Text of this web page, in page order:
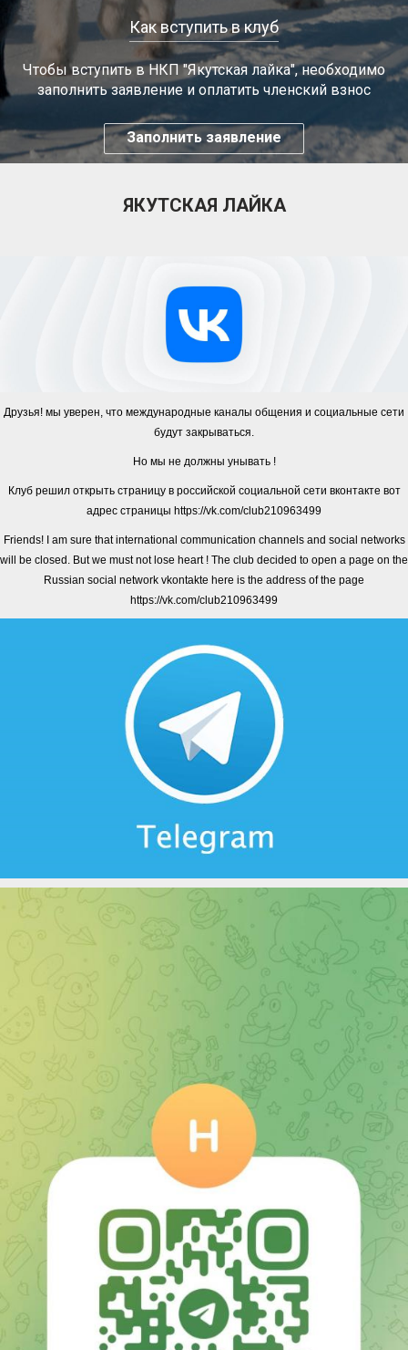
Как вступить в клуб
Чтобы вступить в НКП "Якутская лайка", необходимо
заполнить заявление и оплатить членский взнос
Заполнить заявление
ЯКУТСКАЯ ЛАЙКА
Друзья! мы уверен, что международные каналы общения и социальные сети
будут закрываться.
Но мы не должны унывать !
Клуб решил открыть страницу в российской социальной сети вконтакте вот
адрес страницы https://vk.com/club210963499
Friends! I am sure that international communication channels and social networks
will be closed. But we must not lose heart ! The club decided to open a page on the
Russian social network vkontakte here is the address of the page
https://vk.com/club210963499